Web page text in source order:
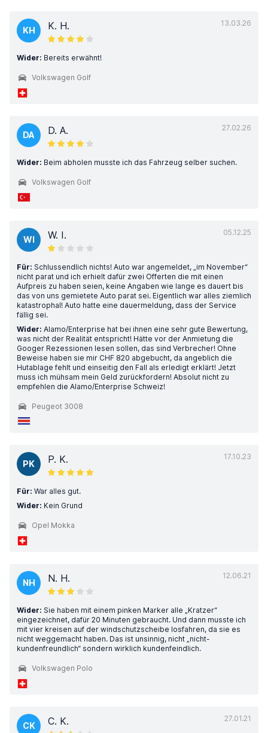
13.03.26
KH K. H.
Wider: Bereits erwähnt!
Volkswagen Golf
27.02.26
DA D. A.
Wider: Beim abholen musste ich das Fahrzeug selber suchen.
Volkswagen Golf
05.12.25
WI W. I.
Für: Schlussendlich nichts! Auto war angemeldet, „im November“
nicht parat und ich erhielt dafür zwei Offerten die mit einen
Aufpreis zu haben seien, keine Angaben wie lange es dauert bis
das von uns gemietete Auto parat sei. Eigentlich war alles ziemlich
katastrophal! Auto hatte eine dauermeldung, dass der Service
fällig sei.
Wider: Alamo/Enterprise hat bei ihnen eine sehr gute Bewertung,
was nicht der Realität entspricht! Hätte vor der Anmietung die
Googer Rezessionen lesen sollen, das sind Verbrecher! Ohne
Beweise haben sie mir CHF 820 abgebucht, da angeblich die
Hutablage fehlt und einseitig den Fall als erledigt erklärt! Jetzt
muss ich mühsam mein Geld zurückfordern! Absolut nicht zu
empfehlen die Alamo/Enterprise Schweiz!
Peugeot 3008
17.10.23
PK P. K.
Für: War alles gut.
Wider: Kein Grund
Opel Mokka
12.06.21
NH N. H.
Wider: Sie haben mit einem pinken Marker alle „Kratzer“
eingezeichnet, dafür 20 Minuten gebraucht. Und dann musste ich
mit vier kreisen auf der windschutzscheibe losfahren, da sie es
nicht weggemacht haben. Das ist unsinnig, nicht „nicht-
kundenfreundlich“ sondern wirklich kundenfeindlich.
Volkswagen Polo
27.01.21
CK C. K.